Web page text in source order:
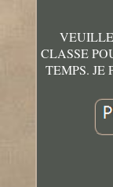
CLASSE
TEMPS. JE